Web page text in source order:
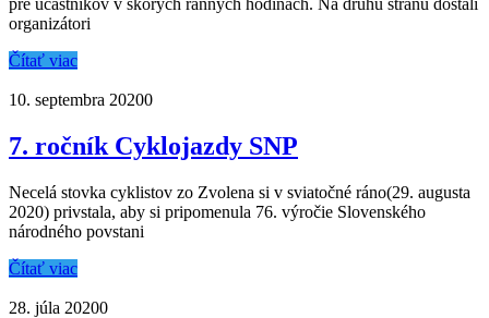
organizátori
Čítať viac
10. septembra 20200
7. ročník Cyklojazdy SNP
Necelá stovka cyklistov zo Zvolena si v sviatočné ráno(29. augusta
2020) privstala, aby si pripomenula 76. výročie Slovenského
národného povstani
Čítať viac
28. júla 20200